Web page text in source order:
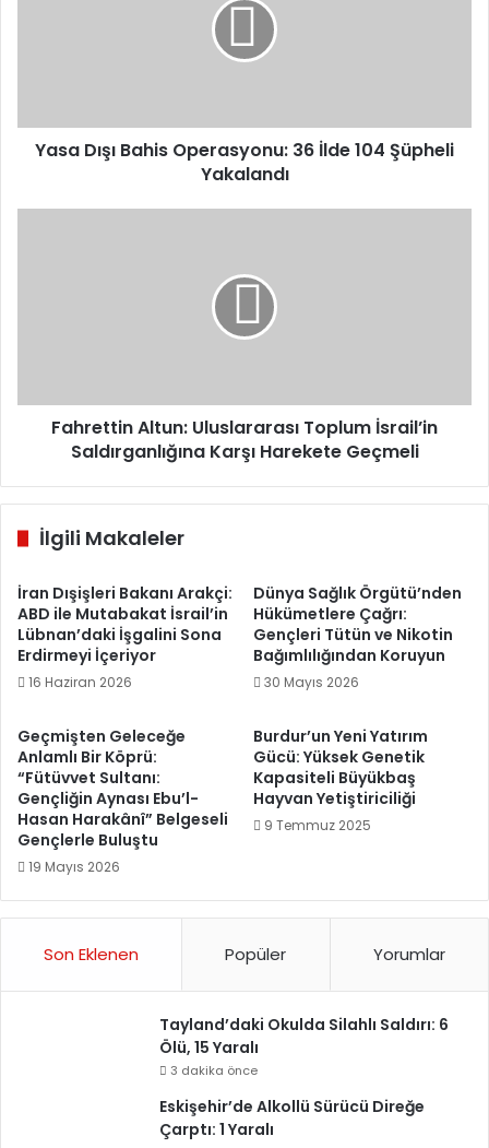
Yakalandı
Yasa Dışı Bahis Operasyonu: 36 İlde 104 Şüpheli
Yakalandı
Geçmeli
Fahrettin Altun: Uluslararası Toplum İsrail’in
Saldırganlığına Karşı Harekete Geçmeli
İlgili Makaleler
İran Dışişleri Bakanı Arakçi:
ABD ile Mutabakat İsrail’in
Lübnan’daki İşgalini Sona
Erdirmeyi İçeriyor
16 Haziran 2026
Dünya Sağlık Örgütü’nden
Hükümetlere Çağrı:
Gençleri Tütün ve Nikotin
Bağımlılığından Koruyun
30 Mayıs 2026
Geçmişten Geleceğe
Anlamlı Bir Köprü:
“Fütüvvet Sultanı:
Gençliğin Aynası Ebu’l-
Hasan Harakânî” Belgeseli
Gençlerle Buluştu
19 Mayıs 2026
Burdur’un Yeni Yatırım
Gücü: Yüksek Genetik
Kapasiteli Büyükbaş
Hayvan Yetiştiriciliği
9 Temmuz 2025
Son Eklenen Popüler Yorumlar
Tayland’daki Okulda Silahlı Saldırı: 6
Ölü, 15 Yaralı
3 dakika önce
Eskişehir’de Alkollü Sürücü Direğe
Çarptı: 1 Yaralı